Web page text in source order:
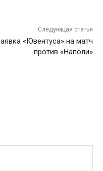
Следующая статья
«Ювентуса» на матч
против «Наполи»